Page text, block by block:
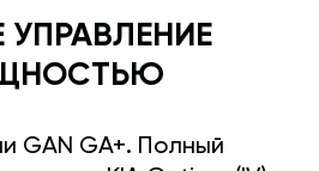
УПРАВЛЕНИЕ
GAN GA+. Полный